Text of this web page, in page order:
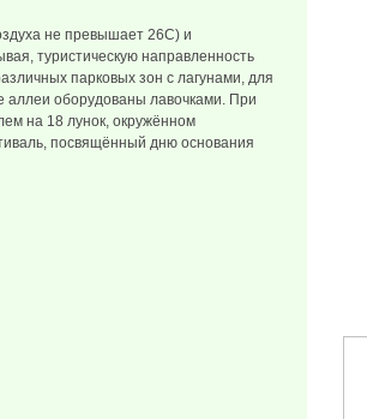
не превышает 26С) и
туристическую направленность
парковых зон с лагунами, для
аллеи оборудованы лавочками. При
на 18 лунок, окружённом
посвящённый дню основания